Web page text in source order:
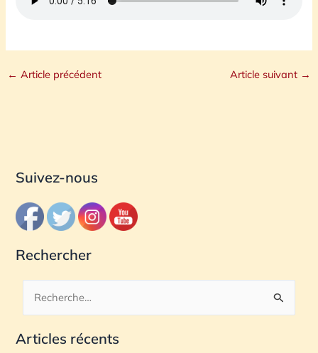
← Article précédent Article suivant →
Suivez-nous
Rechercher
c
Articles récents